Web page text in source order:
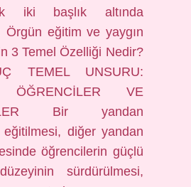
iki başlık altında
Örgün eğitim ve yaygın
3 Temel Özelliği Nedir?
TEMEL UNSURU:
ÖĞRENCİLER VE
Bir yandan
eğitilmesi, diğer yandan
öğrencilerin güçlü
sürdürülmesi,